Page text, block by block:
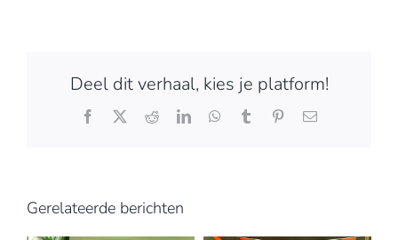
Deel dit verhaal, kies je platform!
Facebook RedditLinkedInWhatsApp
Tumblr Pinterest
E-
Gerelateerde berichten